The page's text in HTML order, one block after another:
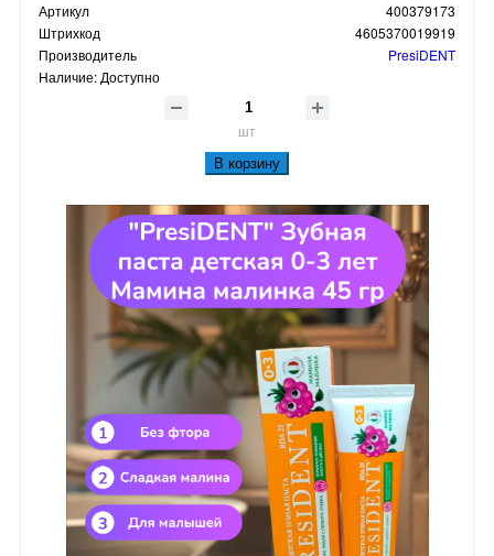
Артикул
400379173
Штрихкод
4605370019919
Производитель
PresiDENT
Наличие: Доступно
шт
В корзину